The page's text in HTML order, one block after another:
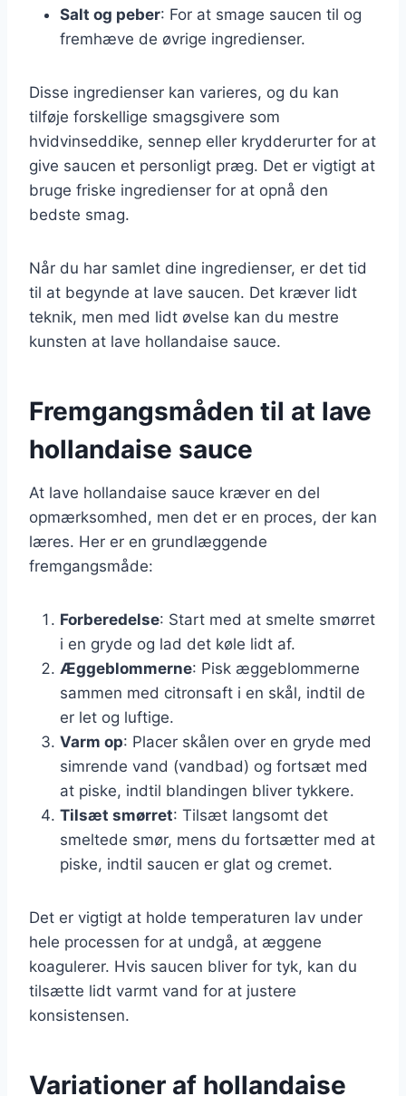
Salt og peber: For at smage saucen til og
fremhæve de øvrige ingredienser.
Disse ingredienser kan varieres, og du kan
tilføje forskellige smagsgivere som
hvidvinseddike, sennep eller krydderurter for at
give saucen et personligt præg. Det er vigtigt at
bruge friske ingredienser for at opnå den
bedste smag.
Når du har samlet dine ingredienser, er det tid
til at begynde at lave saucen. Det kræver lidt
teknik, men med lidt øvelse kan du mestre
kunsten at lave hollandaise sauce.
Fremgangsmåden til at lave
hollandaise sauce
At lave hollandaise sauce kræver en del
opmærksomhed, men det er en proces, der kan
læres. Her er en grundlæggende
fremgangsmåde:
Forberedelse: Start med at smelte smørret
i en gryde og lad det køle lidt af.
Æggeblommerne: Pisk æggeblommerne
sammen med citronsaft i en skål, indtil de
er let og luftige.
Varm op: Placer skålen over en gryde med
simrende vand (vandbad) og fortsæt med
at piske, indtil blandingen bliver tykkere.
Tilsæt smørret: Tilsæt langsomt det
smeltede smør, mens du fortsætter med at
piske, indtil saucen er glat og cremet.
Det er vigtigt at holde temperaturen lav under
hele processen for at undgå, at æggene
koagulerer. Hvis saucen bliver for tyk, kan du
tilsætte lidt varmt vand for at justere
konsistensen.
Variationer af hollandaise